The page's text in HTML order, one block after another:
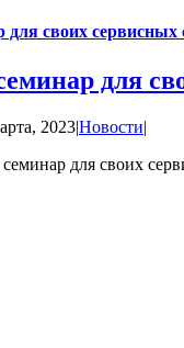
для своих
для
2023|Новости|
для своих